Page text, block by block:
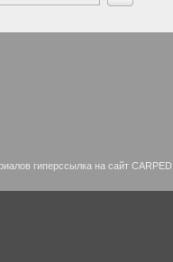
гиперссылка на сайт